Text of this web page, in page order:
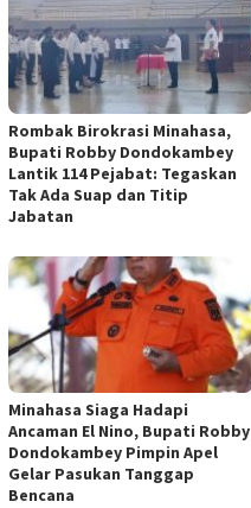
Rombak Birokrasi Minahasa,
Bupati Robby Dondokambey
Lantik 114 Pejabat: Tegaskan
Tak Ada Suap dan Titip
Jabatan
Minahasa Siaga Hadapi
Ancaman El Nino, Bupati Robby
Dondokambey Pimpin Apel
Gelar Pasukan Tanggap
Bencana